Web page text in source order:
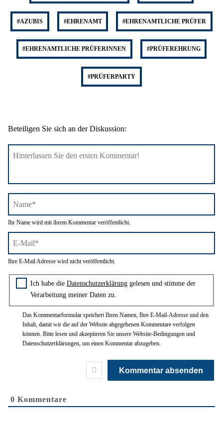
#AZUBIS #EHRENAMT #EHRENAMTLICHE PRÜFER
#EHRENAMTLICHE PRÜFERINNEN #PRÜFEREHRUNG
#PRÜFERPARTY
Beteiligen Sie sich an der Diskussion:
Name*
Ihr Name wird mit ihrem Kommentar veröffentlicht.
E-
Mail*
Ihre E-Mail Adresse wird nicht veröffentlicht.
Zustimmung zur Datenschutzerklärung
Ich habe die Datenschutzerklärunggelesen und stimme der
Verarbeitung meiner Daten zu.
Das Kommentarformular speichert Ihren Namen, Ihre E-Mail-Adresse und den
Inhalt, damit wir die auf der Website abgegebenen Kommentare verfolgen
können. Bitte lesen und akzeptieren Sie unsere Website-Bedingungen und
Datenschutzerklärungen, um einen Kommentar abzugeben.
0 Kommentare